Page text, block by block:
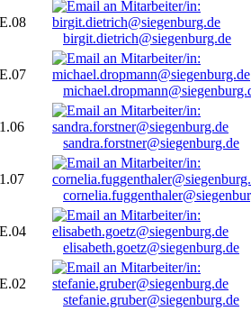
E.08
birgit.dietrich@siegenburg.de
E.07
1.06
sandra.forstner@siegenburg.de
1.07
E.04
elisabeth.goetz@siegenburg.de
E.02
stefanie.gruber@siegenburg.de